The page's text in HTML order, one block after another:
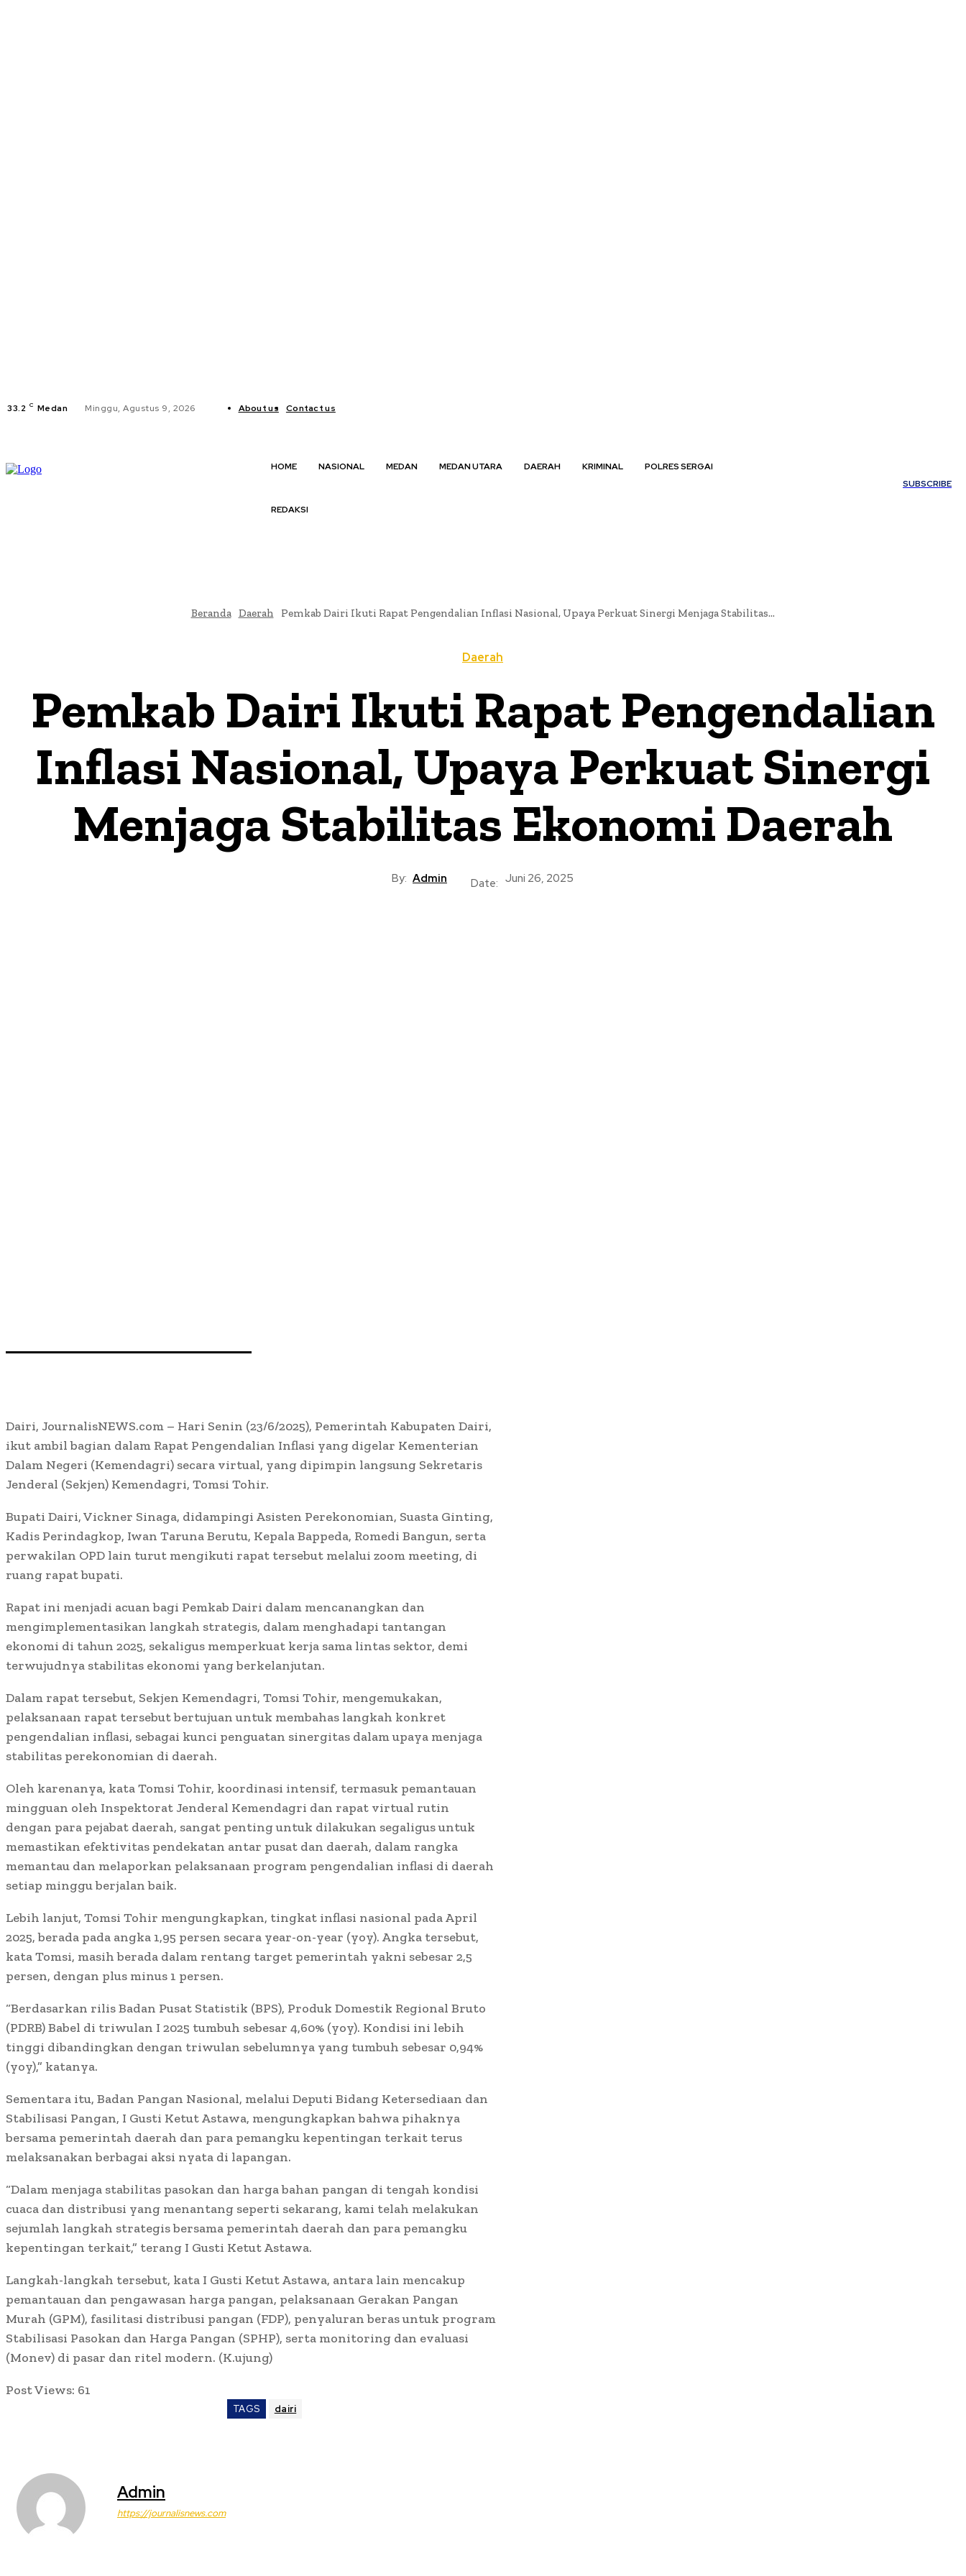
33.2 C Medan Minggu, Agustus 9, 2026 About us Contact us
HOME NASIONAL MEDAN MEDAN UTARA DAERAH KRIMINAL POLRES SERGAI
REDAKSI
SUBSCRIBE
Beranda Daerah Pemkab Dairi Ikuti Rapat Pengendalian Inflasi Nasional, Upaya Perkuat Sinergi Menjaga Stabilitas...
Daerah
Pemkab Dairi Ikuti Rapat Pengendalian
Inflasi Nasional, Upaya Perkuat Sinergi
Menjaga Stabilitas Ekonomi Daerah
By: Admin Date: Juni 26, 2025
Dairi, JournalisNEWS.com – Hari Senin (23/6/2025), Pemerintah Kabupaten Dairi,
ikut ambil bagian dalam Rapat Pengendalian Inflasi yang digelar Kementerian
Dalam Negeri (Kemendagri) secara virtual, yang dipimpin langsung Sekretaris
Jenderal (Sekjen) Kemendagri, Tomsi Tohir.
Bupati Dairi, Vickner Sinaga, didampingi Asisten Perekonomian, Suasta Ginting,
Kadis Perindagkop, Iwan Taruna Berutu, Kepala Bappeda, Romedi Bangun, serta
perwakilan OPD lain turut mengikuti rapat tersebut melalui zoom meeting, di
ruang rapat bupati.
Rapat ini menjadi acuan bagi Pemkab Dairi dalam mencanangkan dan
mengimplementasikan langkah strategis, dalam menghadapi tantangan
ekonomi di tahun 2025, sekaligus memperkuat kerja sama lintas sektor, demi
terwujudnya stabilitas ekonomi yang berkelanjutan.
Dalam rapat tersebut, Sekjen Kemendagri, Tomsi Tohir, mengemukakan,
pelaksanaan rapat tersebut bertujuan untuk membahas langkah konkret
pengendalian inflasi, sebagai kunci penguatan sinergitas dalam upaya menjaga
stabilitas perekonomian di daerah.
Oleh karenanya, kata Tomsi Tohir, koordinasi intensif, termasuk pemantauan
mingguan oleh Inspektorat Jenderal Kemendagri dan rapat virtual rutin
dengan para pejabat daerah, sangat penting untuk dilakukan segaligus untuk
memastikan efektivitas pendekatan antar pusat dan daerah, dalam rangka
memantau dan melaporkan pelaksanaan program pengendalian inflasi di daerah
setiap minggu berjalan baik.
Lebih lanjut, Tomsi Tohir mengungkapkan, tingkat inflasi nasional pada April
2025, berada pada angka 1,95 persen secara year-on-year (yoy). Angka tersebut,
kata Tomsi, masih berada dalam rentang target pemerintah yakni sebesar 2,5
persen, dengan plus minus 1 persen.
“Berdasarkan rilis Badan Pusat Statistik (BPS), Produk Domestik Regional Bruto
(PDRB) Babel di triwulan I 2025 tumbuh sebesar 4,60% (yoy). Kondisi ini lebih
tinggi dibandingkan dengan triwulan sebelumnya yang tumbuh sebesar 0,94%
(yoy),” katanya.
Sementara itu, Badan Pangan Nasional, melalui Deputi Bidang Ketersediaan dan
Stabilisasi Pangan, I Gusti Ketut Astawa, mengungkapkan bahwa pihaknya
bersama pemerintah daerah dan para pemangku kepentingan terkait terus
melaksanakan berbagai aksi nyata di lapangan.
“Dalam menjaga stabilitas pasokan dan harga bahan pangan di tengah kondisi
cuaca dan distribusi yang menantang seperti sekarang, kami telah melakukan
sejumlah langkah strategis bersama pemerintah daerah dan para pemangku
kepentingan terkait,” terang I Gusti Ketut Astawa.
Langkah-langkah tersebut, kata I Gusti Ketut Astawa, antara lain mencakup
pemantauan dan pengawasan harga pangan, pelaksanaan Gerakan Pangan
Murah (GPM), fasilitasi distribusi pangan (FDP), penyaluran beras untuk program
Stabilisasi Pasokan dan Harga Pangan (SPHP), serta monitoring dan evaluasi
(Monev) di pasar dan ritel modern. (K.ujung)
Post Views: 61
TAGS dairi
Admin
https://journalisnews.com